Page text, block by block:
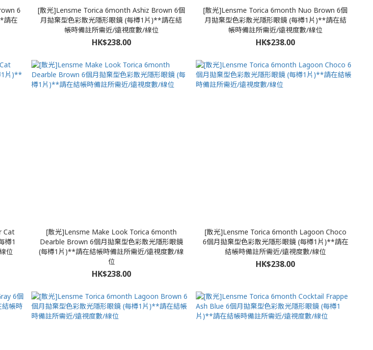
6
請在
[散光]Lensme Torica 6month Ashiz Brown 6個
月拋棄型色彩散光隱形眼鏡 (每樽1片)**請在結
帳時備註所需近/遠視度數/線位
HK$238.00
[散光]Lensme Torica 6month Nuo Brown 6個
月拋棄型色彩散光隱形眼鏡 (每樽1片)**請在結
帳時備註所需近/遠視度數/線位
HK$238.00
Cat
樽1
位
[散光]Lensme Make Look Torica 6month
Dearble Brown 6個月拋棄型色彩散光隱形眼鏡
(每樽1片)**請在結帳時備註所需近/遠視度數/線
位
HK$238.00
[散光]Lensme Torica 6month Lagoon Choco
6個月拋棄型色彩散光隱形眼鏡 (每樽1片)**請在
結帳時備註所需近/遠視度數/線位
HK$238.00